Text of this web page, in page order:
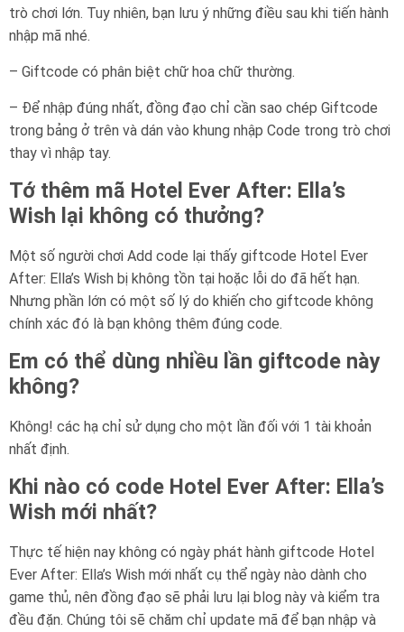
trò chơi lớn. Tuy nhiên, bạn lưu ý những điều sau khi tiến hành
nhập mã nhé.
– Giftcode có phân biệt chữ hoa chữ thường.
– Để nhập đúng nhất, đồng đạo chỉ cần sao chép Giftcode
trong bảng ở trên và dán vào khung nhập Code trong trò chơi
thay vì nhập tay.
Tớ thêm mã Hotel Ever After: Ella’s
Wish lại không có thưởng?
Một số người chơi Add code lại thấy giftcode Hotel Ever
After: Ella’s Wish bị không tồn tại hoặc lỗi do đã hết hạn.
Nhưng phần lớn có một số lý do khiến cho giftcode không
chính xác đó là bạn không thêm đúng code.
Em có thể dùng nhiều lần giftcode này
không?
Không! các hạ chỉ sử dụng cho một lần đối với 1 tài khoản
nhất định.
Khi nào có code Hotel Ever After: Ella’s
Wish mới nhất?
Thực tế hiện nay không có ngày phát hành giftcode Hotel
Ever After: Ella’s Wish mới nhất cụ thể ngày nào dành cho
game thủ, nên đồng đạo sẽ phải lưu lại blog này và kiểm tra
đều đặn. Chúng tôi sẽ chăm chỉ update mã để bạn nhập và